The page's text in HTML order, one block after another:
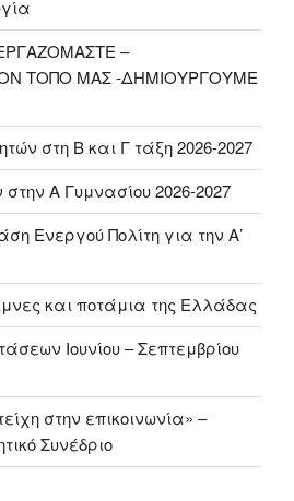
–
ΤΟΠΟ ΜΑΣ -ΔΗΜΙΟΥΡΓΟΥΜΕ
στη Β και Γ τάξη 2026-2027
Α Γυμνασίου 2026-2027
Ενεργού Πολίτη για την Α’
και ποτάμια της Ελλάδας
Ιουνίου – Σεπτεμβρίου
στην επικοινωνία» –
Συνέδριο